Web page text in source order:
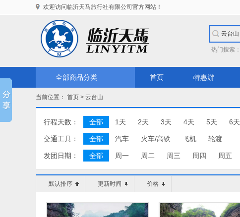
欢迎访问临沂天马旅行社有限公司官方网站！
热门搜索：
全部商品分类 首页 特惠游
当前位置： 首页 > 云台山
行程天数： 全部 1天 2天 3天 4天 5天 6天
交通工具： 全部 汽车 火车/高铁 飞机 轮渡
发团日期： 全部 周一 周二 周三 周四 周五
默认排序 更新时间 价格